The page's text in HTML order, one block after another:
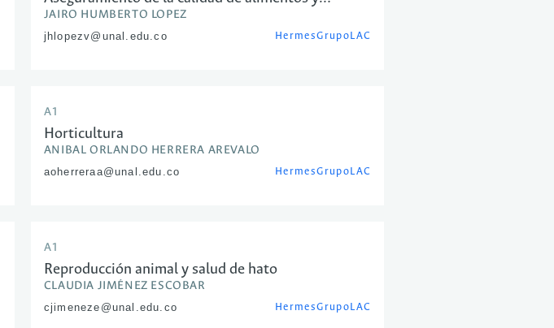
desarrollo de nuevos productos
JAIRO HUMBERTO LOPEZ
jhlopezv@unal.edu.co HermesGrupoLAC
A1
Horticultura
ANIBAL ORLANDO HERRERA AREVALO
aoherreraa@unal.edu.co HermesGrupoLAC
A1
Reproducción animal y salud de hato
CLAUDIA JIMÉNEZ ESCOBAR
cjimeneze@unal.edu.co HermesGrupoLAC